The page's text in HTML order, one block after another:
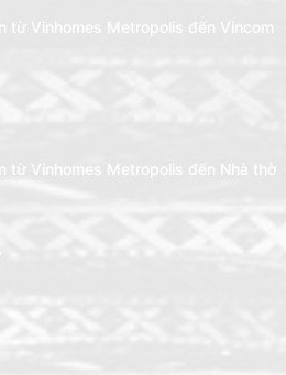
từ Vinhomes Metropolis đến Vincom
từ Vinhomes Metropolis đến Nhà thờ